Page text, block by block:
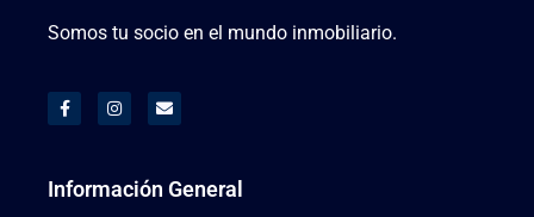
Somos tu socio en el mundo inmobiliario.
Información General